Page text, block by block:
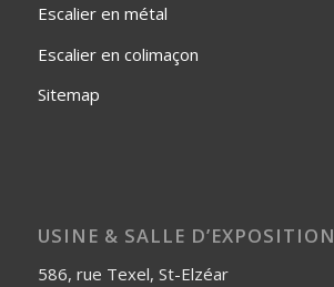
Escalier en métal
Escalier en colimaçon
Sitemap
USINE & SALLE D’EXPOSITION
586, rue Texel, St-Elzéar